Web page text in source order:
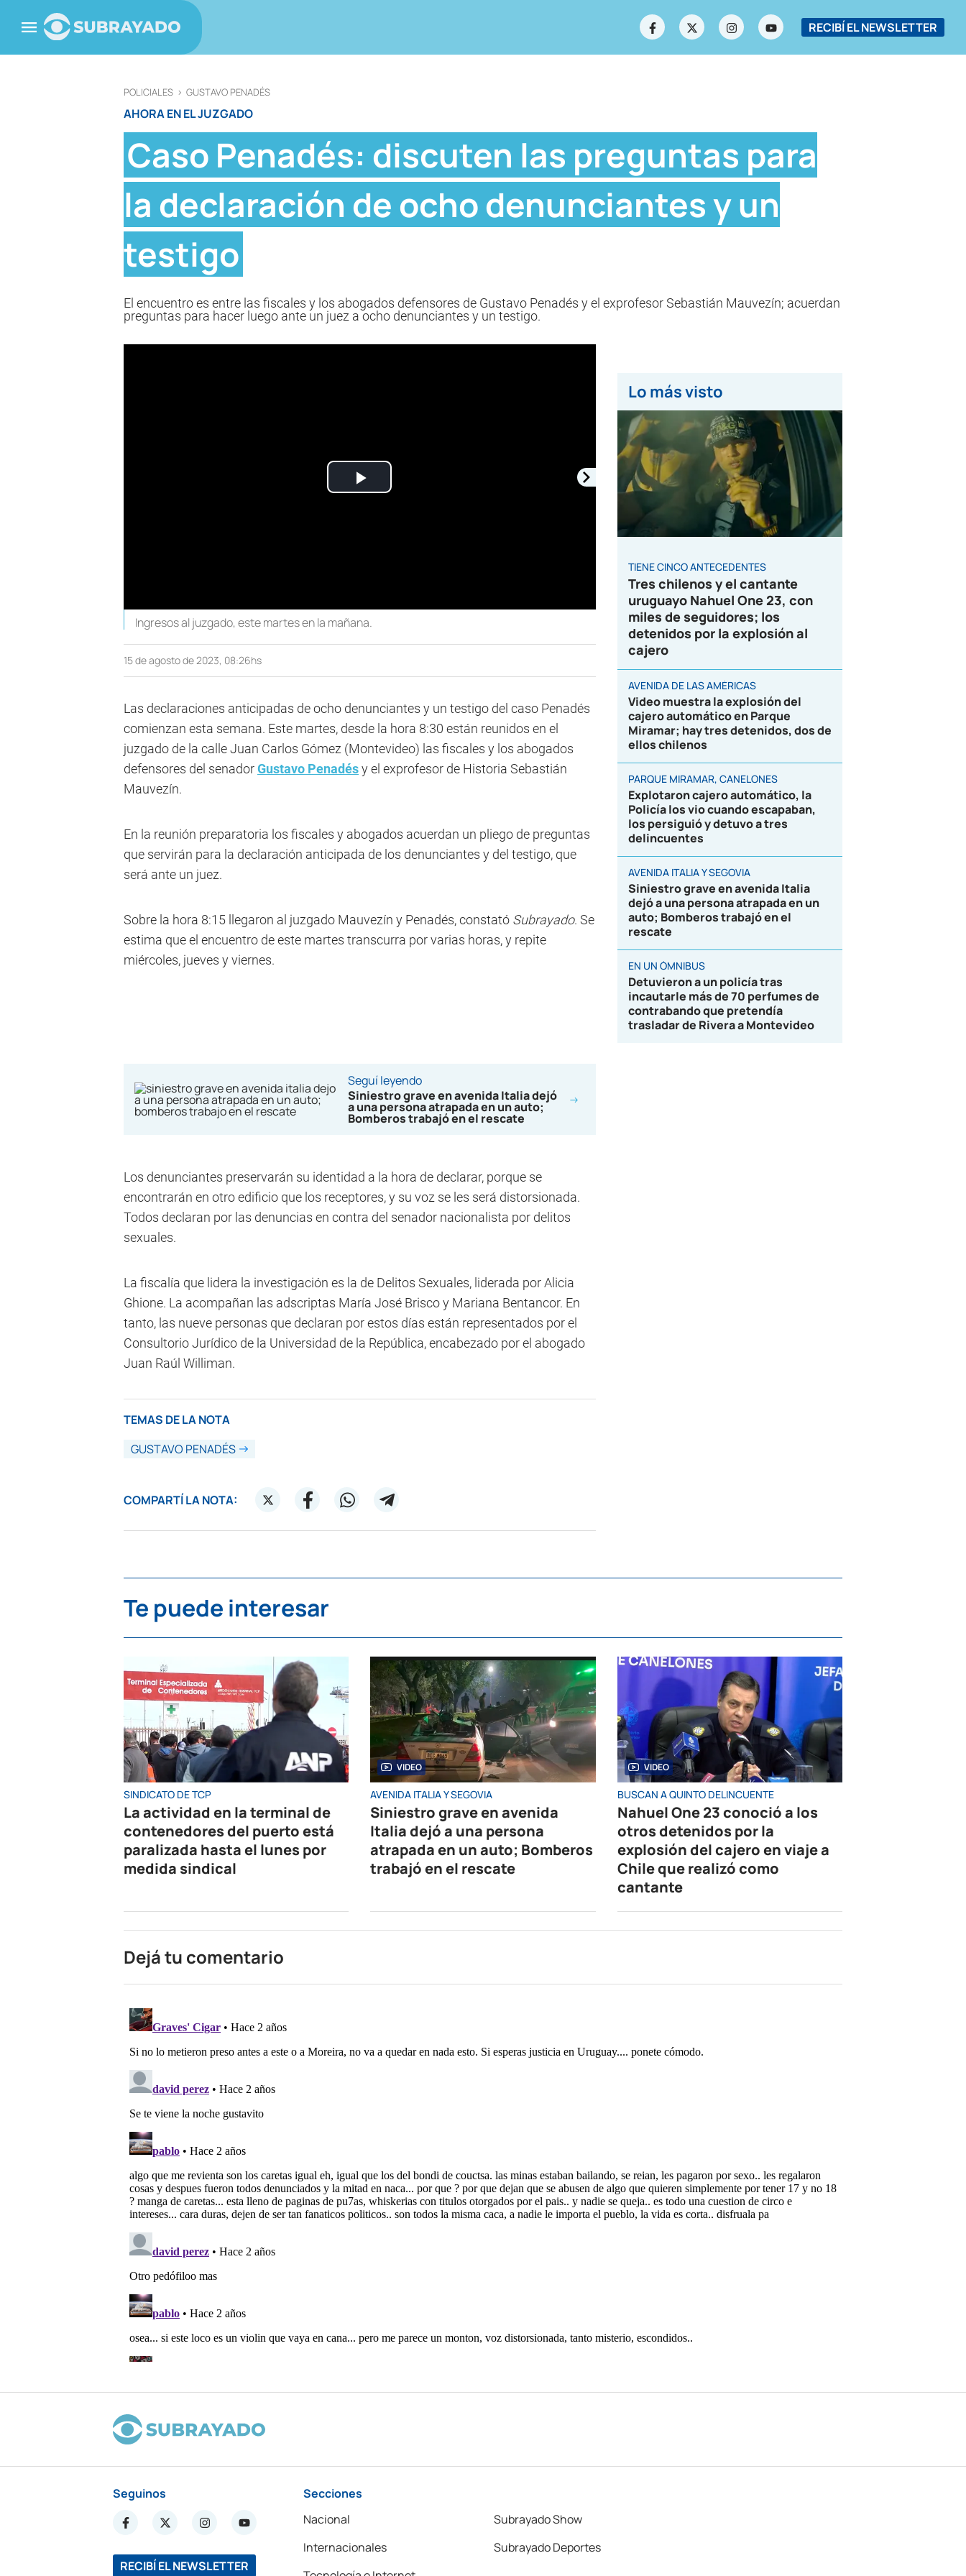
RECIBÍ EL NEWSLETTER
POLICIALES > GUSTAVO PENADÉS
AHORA EN EL JUZGADO
Caso Penadés: discuten las preguntas para
la declaración de ocho denunciantes y un
testigo
El encuentro es entre las fiscales y los abogados defensores de Gustavo Penadés y el exprofesor Sebastián Mauvezín; acuerdan
preguntas para hacer luego ante un juez a ocho denunciantes y un testigo.
Play
Ingresos al juzgado, este martes en la mañana.
15 de agosto de 2023, 08:26hs
Las declaraciones anticipadas de ocho denunciantes y un testigo del caso Penadés
comienzan esta semana. Este martes, desde la hora 8:30 están reunidos en el
juzgado de la calle Juan Carlos Gómez (Montevideo) las fiscales y los abogados
defensores del senadorGustavo Penadésy el exprofesor de Historia Sebastián
Mauvezín.
En la reunión preparatoria los fiscales y abogados acuerdan un pliego de preguntas
que servirán para la declaración anticipada de los denunciantes y del testigo, que
será ante un juez.
Sobre la hora 8:15 llegaron al juzgado Mauvezín y Penadés, constató Subrayado. Se
estima que el encuentro de este martes transcurra por varias horas, y repite
miércoles, jueves y viernes.
Seguí leyendo
Siniestro grave en avenida Italia dejó
a una persona atrapada en un auto;
Bomberos trabajó en el rescate
Los denunciantes preservarán su identidad a la hora de declarar, porque se
encontrarán en otro edificio que los receptores, y su voz se les será distorsionada.
Todos declaran por las denuncias en contra del senador nacionalista por delitos
sexuales.
La fiscalía que lidera la investigación es la de Delitos Sexuales, liderada por Alicia
Ghione. La acompañan las adscriptas María José Brisco y Mariana Bentancor. En
tanto, las nueve personas que declaran por estos días están representados por el
Consultorio Jurídico de la Universidad de la República, encabezado por el abogado
Juan Raúl Williman.
TEMAS DE LA NOTA
GUSTAVO PENADÉS
COMPARTÍ LA NOTA:
Lo más visto
TIENE CINCO ANTECEDENTES
Tres chilenos y el cantante
uruguayo Nahuel One 23, con
miles de seguidores; los
detenidos por la explosión al
cajero
AVENIDA DE LAS AMÉRICAS
Video muestra la explosión del
cajero automático en Parque
Miramar; hay tres detenidos, dos de
ellos chilenos
PARQUE MIRAMAR, CANELONES
Explotaron cajero automático, la
Policía los vio cuando escapaban,
los persiguió y detuvo a tres
delincuentes
AVENIDA ITALIA Y SEGOVIA
Siniestro grave en avenida Italia
dejó a una persona atrapada en un
auto; Bomberos trabajó en el
rescate
EN UN ÓMNIBUS
Detuvieron a un policía tras
incautarle más de 70 perfumes de
contrabando que pretendía
trasladar de Rivera a Montevideo
Te puede interesar
SINDICATO DE TCP
La actividad en la terminal de
contenedores del puerto está
paralizada hasta el lunes por
medida sindical
VIDEO
AVENIDA ITALIA Y SEGOVIA
Siniestro grave en avenida
Italia dejó a una persona
atrapada en un auto; Bomberos
trabajó en el rescate
VIDEO
BUSCAN A QUINTO DELINCUENTE
Nahuel One 23 conoció a los
otros detenidos por la
explosión del cajero en viaje a
Chile que realizó como
cantante
Dejá tu comentario
Seguinos
RECIBÍ EL NEWSLETTER
Secciones
Nacional
Internacionales
Subrayado Show
Subrayado Deportes